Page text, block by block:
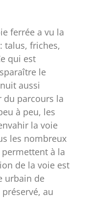
ferrée a vu la
talus, friches,
qui est
le
aussi
parcours la
à peu, les
la voie
les nombreux
à la
de la voie est
urbain de
au